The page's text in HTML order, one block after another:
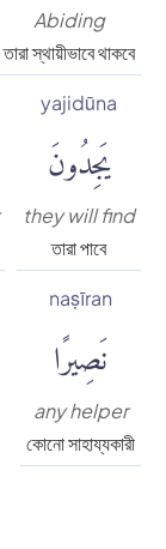
Abiding
তারা স্থায়ীভাবে থাকবে
yajidūna
يَجِدُونَ
they will find
তারা পাবে
naṣīran
نَصِيرًا
any helper
কোনো সাহায্যকারী